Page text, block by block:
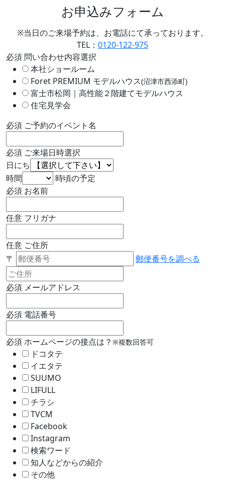
お申込みフォーム
※当日のご来場予約は、お電話にて承っております。
TEL： 0120-122-975
必須 問い合わせ内容選択
本社ショールーム
Foret PREMIUM モデルハウス(沼津市西添町)
富士市松岡｜高性能２階建てモデルハウス
住宅見学会
必須 ご予約のイベント名
必須 ご来場日時選択
日にち
時間
時頃の予定
必須 お名前
任意 フリガナ
任意 ご住所
〒
郵便番号を調べる
必須 メールアドレス
必須 電話番号
必須ホームページの接点は？ ※複数回答可
ドコタテ
イエタテ
SUUMO
LIFULL
チラシ
TVCM
Facebook
Instagram
検索ワード
知人などからの紹介
その他